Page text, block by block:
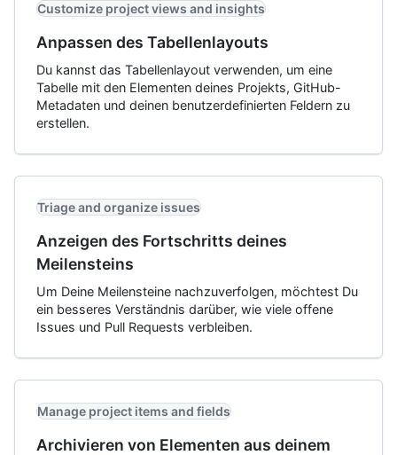
Customize project views and insights
Anpassen des Tabellenlayouts
Du kannst das Tabellenlayout verwenden, um eine
Tabelle mit den Elementen deines Projekts, GitHub-
Metadaten und deinen benutzerdefinierten Feldern zu
erstellen.
Triage and organize issues
Anzeigen des Fortschritts deines
Meilensteins
Um Deine Meilensteine nachzuverfolgen, möchtest Du
ein besseres Verständnis darüber, wie viele offene
Issues und Pull Requests verbleiben.
Manage project items and fields
Archivieren von Elementen aus deinem